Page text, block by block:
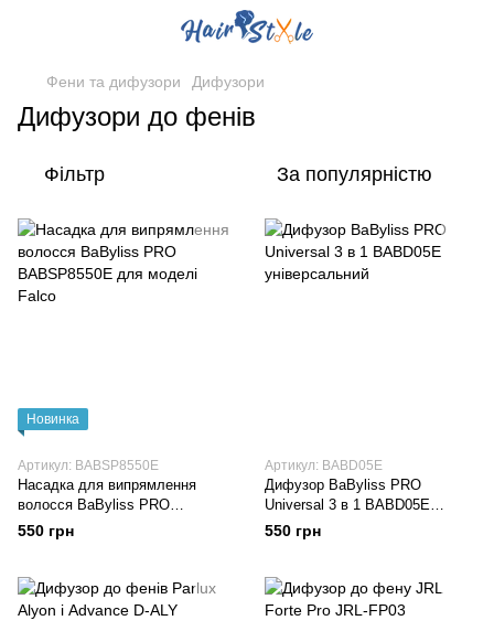
Фени та дифузори Дифузори
Дифузори до фенів
Фільтр За популярністю
Новинка
Артикул: BABSP8550E
Насадка для випрямлення
волосся BaByliss PRO
BABSP8550E для моделі Falco
550 грн
Артикул: BABD05E
Дифузор BaByliss PRO
Universal 3 в 1 BABD05E
універсальний
550 грн